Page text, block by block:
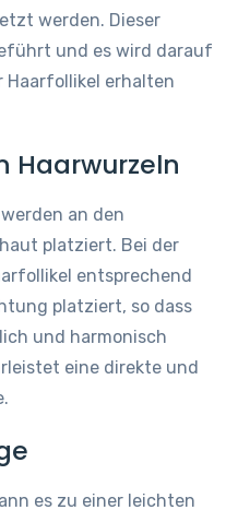
werden. Dieser
und es wird darauf
erhalten
Haarwurzeln
an den
platziert. Bei der
entsprechend
platziert, so dass
und harmonisch
eine direkte und
es zu einer leichten